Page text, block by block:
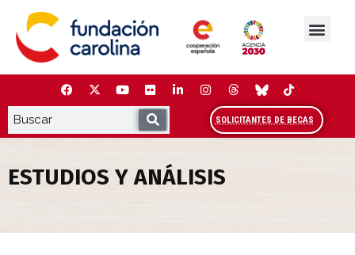
contenido
SOLICITANTES DE BECAS
ESTUDIOS Y ANÁLISIS